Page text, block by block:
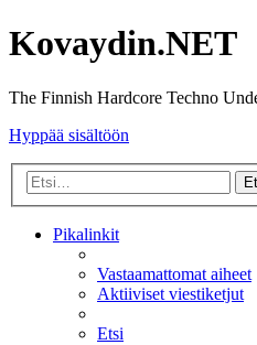
Kovaydin.NET
The Finnish Hardcore Techno
Hyppää sisältöön
Pikalinkit
Vastaamattomat aiheet
Aktiiviset viestiketjut
Etsi